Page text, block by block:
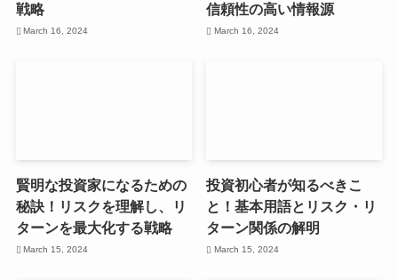
戦略
March 16, 2024
信頼性の高い情報源
March 16, 2024
賢明な投資家になるための
秘訣！リスクを理解し、リ
ターンを最大化する戦略
March 15, 2024
投資初心者が知るべきこ
と！基本用語とリスク・リ
ターン関係の解明
March 15, 2024